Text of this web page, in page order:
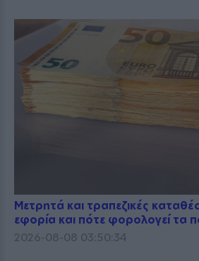
Μετρητά και τραπεζικές
εφορία και πότε φορολογεί τα
2026-08-08 03:50:34